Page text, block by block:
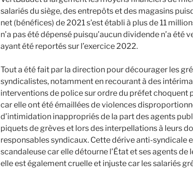
salariés du siège, des entrepôts et des magasins
net (bénéfices) de 2021 s’est établi à plus de 11
n’a pas été dépensé puisqu’aucun dividende n’a été
ayant été reportés sur l’exercice 2022.
Tout a été fait par la direction pour décourager les
syndicalistes, notamment en recourant à des
interventions de police sur ordre du préfet choquent
car elle ont été émaillées de violences
d’intimidation inappropriés de la part des agents
piquets de grèves et lors des interpellations à leurs
responsables syndicaux. Cette dérive anti-syndicale
scandaleuse car elle détourne l’État et ses agents de
elle est également cruelle et injuste car les salariés